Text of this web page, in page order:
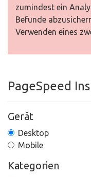
zumindest ein
Befunde
Verwenden eines
PageSpeed
Gerät
Desktop
Mobile
Kategorien